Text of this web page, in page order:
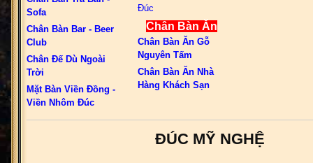
Sofa
Chân Bàn Bar - Beer
Club
Chân Đế Dù Ngoài
Trời
Mặt Bàn Viền Đồng -
Viền Nhôm Đúc
Đúc
Chân Bàn Ăn
Chân Bàn Ăn Gỗ
Nguyên Tấm
Chân Bàn Ăn Nhà
Hàng Khách Sạn
ĐÚC MỸ NGHỆ